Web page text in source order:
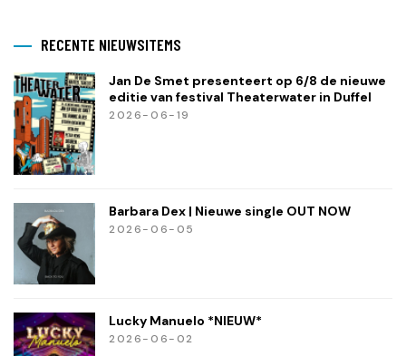
RECENTE NIEUWSITEMS
Jan De Smet presenteert op 6/8 de nieuwe
editie van festival Theaterwater in Duffel
2026-06-19
Barbara Dex | Nieuwe single OUT NOW
2026-06-05
Lucky Manuelo *NIEUW*
2026-06-02